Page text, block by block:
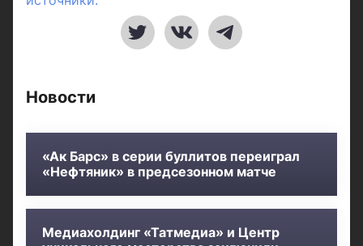
Новости
«Ак Барс» в серии буллитов переиграл
«Нефтяник» в предсезонном матче
Медиахолдинг «Татмедиа» и Центр